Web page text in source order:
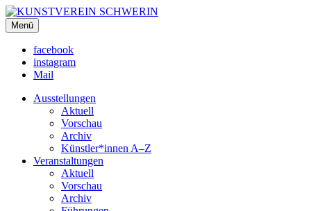
KUNSTVEREIN SCHWERIN
Für Mecklenburg und Vorpommern
Menü
facebook
instagram
Mail
Ausstellungen
Aktuell
Vorschau
Archiv
Künstler*innen A–Z
Veranstaltungen
Aktuell
Vorschau
Archiv